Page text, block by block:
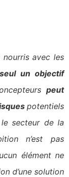
avec les
seul un objectif
peut
potentiels
secteur de la
n’est pas
élément ne
d’une solution